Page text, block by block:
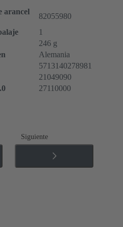
arancel
82055980
1
246 g
Alemania
5713140278981
21049090
27110000
Siguiente